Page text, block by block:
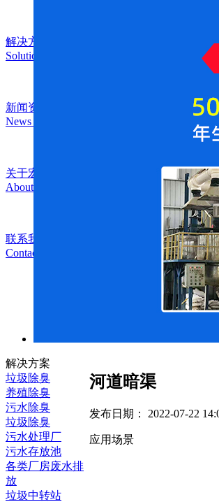
解决方案
Solution
新闻资讯
News Center
关于宏福
About Us
联系我们
Contact Us
解决方案
垃圾除臭
养殖除臭
污水除臭
垃圾除臭
污水处理厂
污水存放池
各类厂房废水排
放
垃圾中转站
河道暗渠
发布日期： 2022-07-22
应用场景